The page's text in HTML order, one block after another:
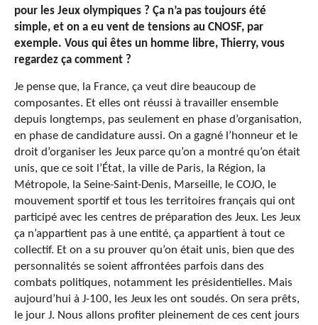
pour les Jeux olympiques ? Ça n’a pas toujours été
simple, et on a eu vent de tensions au CNOSF, par
exemple. Vous qui êtes un homme libre, Thierry, vous
regardez ça comment ?
Je pense que, la France, ça veut dire beaucoup de
composantes. Et elles ont réussi à travailler ensemble
depuis longtemps, pas seulement en phase d’organisation,
en phase de candidature aussi. On a gagné l’honneur et le
droit d’organiser les Jeux parce qu’on a montré qu’on était
unis, que ce soit l’État, la ville de Paris, la Région, la
Métropole, la Seine-Saint-Denis, Marseille, le COJO, le
mouvement sportif et tous les territoires français qui ont
participé avec les centres de préparation des Jeux. Les Jeux
ça n’appartient pas à une entité, ça appartient à tout ce
collectif. Et on a su prouver qu’on était unis, bien que des
personnalités se soient affrontées parfois dans des
combats politiques, notamment les présidentielles. Mais
aujourd’hui à J-100, les Jeux les ont soudés. On sera prêts,
le jour J. Nous allons profiter pleinement de ces cent jours